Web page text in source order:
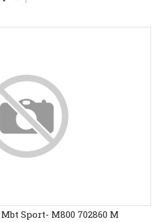
Sport- M800 702860 M